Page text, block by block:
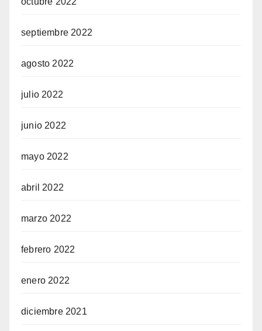
septiembre 2022
agosto 2022
julio 2022
junio 2022
mayo 2022
abril 2022
marzo 2022
febrero 2022
enero 2022
diciembre 2021